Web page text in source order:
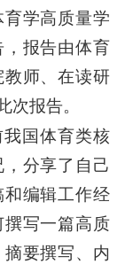
学高质量学
报告由体育
师、在读研
次报告。
国体育类核
分享了自己
编辑工作经
写一篇高质
要撰写、内